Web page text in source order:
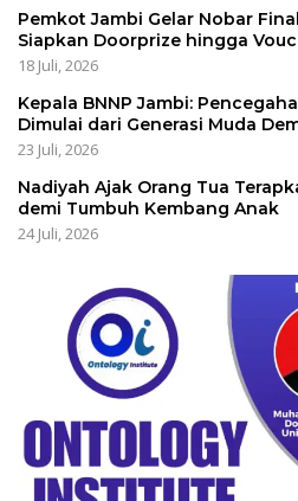
Pemkot Jambi Gelar Nobar
Siapkan Doorprize hingga
18 Juli, 2026
Kepala BNNP Jambi:
Dimulai dari Generasi Muda
23 Juli, 2026
Nadiyah Ajak Orang Tua
demi Tumbuh Kembang Anak
24 Juli, 2026